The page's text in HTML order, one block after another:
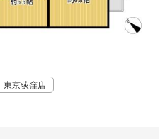
東京荻窪店